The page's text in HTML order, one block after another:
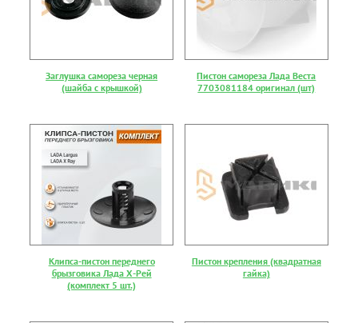
Заглушка самореза черная
(шайба с крышкой)
Пистон самореза Лада Веста
7703081184 оригинал (шт)
Клипса-пистон переднего
брызговика Лада Х-Рей
(комплект 5 шт.)
Пистон крепления (квадратная
гайка)